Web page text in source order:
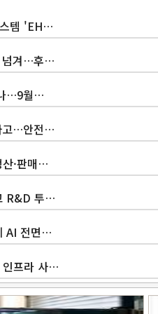
스템 'EH…
넘겨…후…
…9월…
고…안전…
·판매…
R&D 투…
AI 전면…
인프라 사…